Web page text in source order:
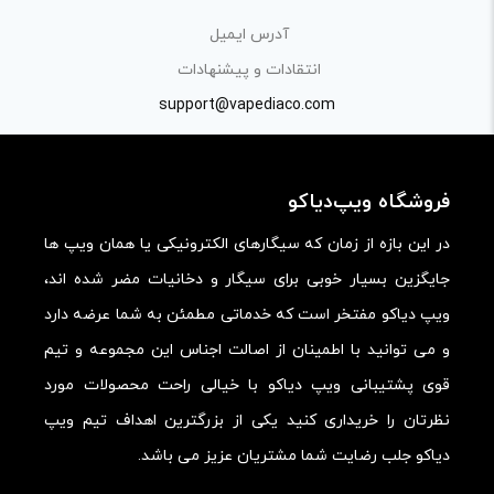
آدرس ایمیل
انتقادات و پیشنهادات
support@vapediaco.com
فروشگاه ویپ‌دیاکو
در این بازه از زمان که سیگارهای الکترونیکی یا همان ویپ ها
جایگزین بسیار خوبی برای سیگار و دخانیات مضر شده اند،
ویپ دیاکو مفتخر است که خدماتی مطمئن به شما عرضه دارد
و می توانید با اطمینان از اصالت اجناس این مجموعه و تیم
قوی پشتیبانی ویپ دیاکو با خیالی راحت محصولات مورد
نظرتان را خریداری کنید یکی از بزرگترین اهداف تیم ویپ
دیاکو جلب رضایت شما مشتریان عزیز می باشد.